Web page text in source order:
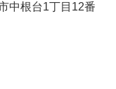
中根台1丁目12番